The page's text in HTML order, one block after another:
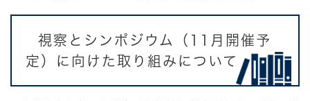
視察とシンポジウム（11月開催予
定）に向けた取り組みについて